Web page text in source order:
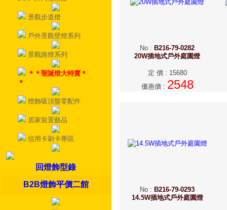
景觀步道燈
戶外景觀壁燈系列
景觀路燈系列
＊＊聖誕燈大特賣＊
＊
燈飾吸頂盤零配件
居家裝置藝品
信用卡刷卡專區
回燈飾型錄
B2B燈飾平價二館
No : B216-79-0282
20W插地式戶外庭園燈
定 價: 15680
優惠價: 2548
No : B216-79-0293
14.5W插地式戶外庭園燈